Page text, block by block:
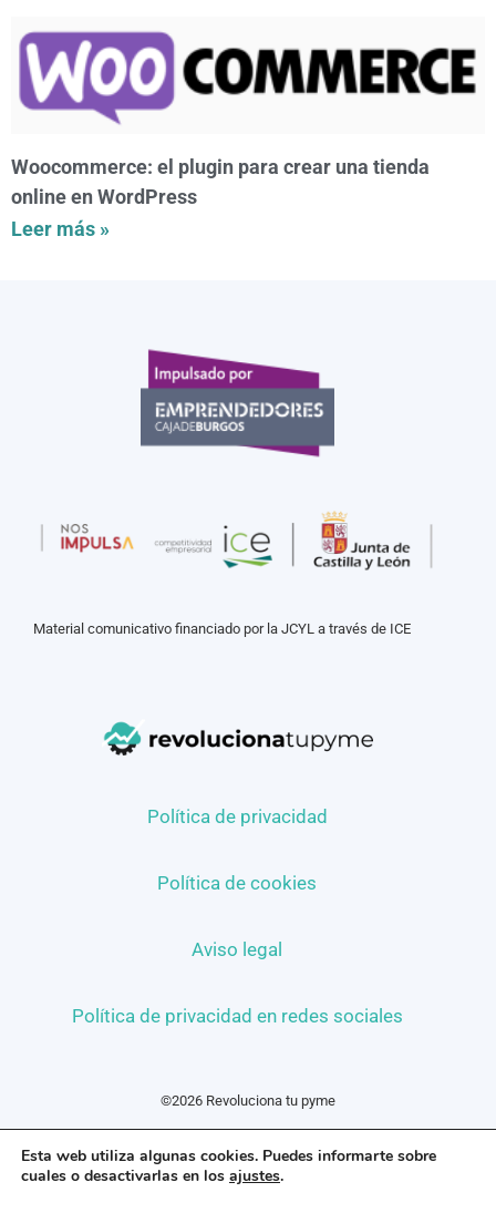
Woocommerce: el plugin para crear una tienda
online en WordPress
Leer más »
Material comunicativo financiado por la JCYL a través de ICE
Política de privacidad
Política de cookies
Aviso legal
Política de privacidad en redes sociales
©2026 Revoluciona tu pyme
Esta web utiliza algunas cookies. Puedes informarte sobre
cuales o desactivarlas en los ajustes.